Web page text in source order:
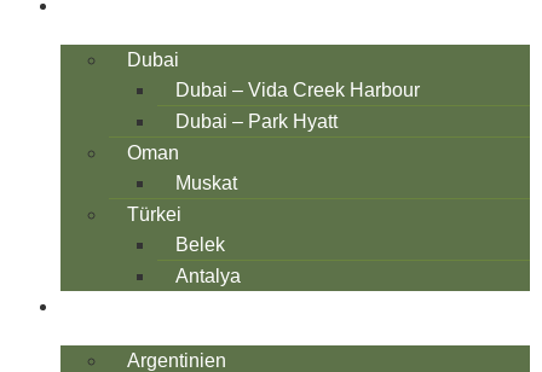
Dubai
Dubai – Vida Creek Harbour
Dubai – Park Hyatt
Oman
Muskat
Türkei
Belek
Antalya
Argentinien